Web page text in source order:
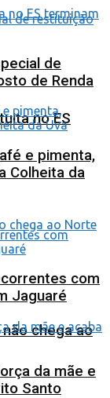
no ES
chega ao
de
de Renda
e pimenta,
Colheita da
com
Jaguaré
da mãe e
Santo